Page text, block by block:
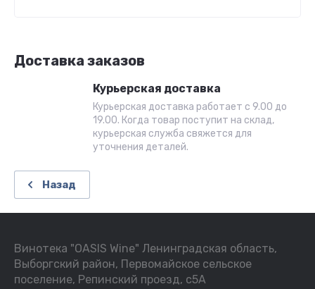
Доставка заказов
Курьерская доставка
Курьерская доставка работает с 9.00 до
19.00. Когда товар поступит на склад,
курьерская служба свяжется для
уточнения деталей.
Назад
Винотека "OASIS Wine" Ленинградская область,
Выборгский район, Первомайское сельское
поселение, Репинский проезд, с5А